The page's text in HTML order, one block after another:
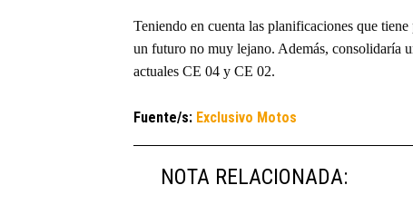
Teniendo en cuenta las planificaciones que
un futuro no muy lejano. Además, consolidaría
actuales CE 04 y CE 02.
Fuente/s: Exclusivo Motos
NOTA RELACIONADA: